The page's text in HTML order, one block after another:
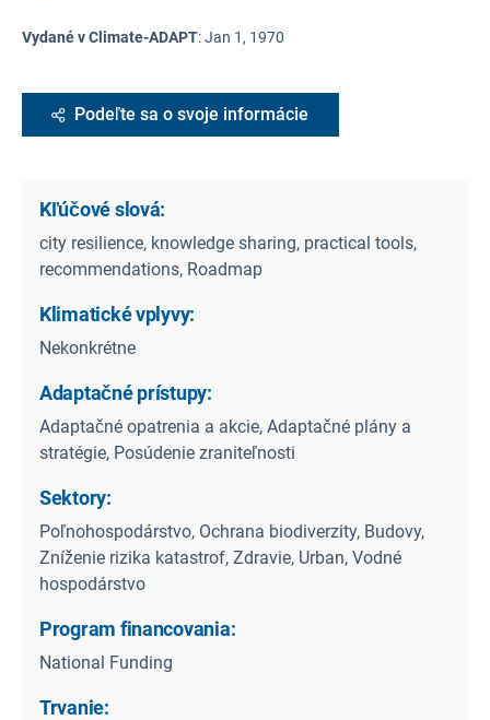
Vydané v Climate-ADAPT:Jan 1, 1970
Podeľte sa o svoje informácie
Kľúčové slová:
city resilience, knowledge sharing, practical tools,
recommendations, Roadmap
Klimatické vplyvy:
Nekonkrétne
Adaptačné prístupy:
Adaptačné opatrenia a akcie, Adaptačné plány a
stratégie, Posúdenie zraniteľnosti
Sektory:
Poľnohospodárstvo, Ochrana biodiverzity, Budovy,
Zníženie rizika katastrof, Zdravie, Urban, Vodné
hospodárstvo
Program financovania:
National Funding
Trvanie: